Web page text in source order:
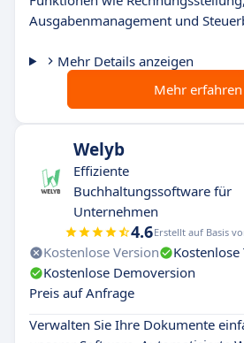
Ausgabenmanagement und
Mehr Details anzeigen
Mehr erfahren
Welyb
Effiziente
Buchhaltungssoftware für
Unternehmen
4.6Erstellt auf Basis
Kostenlose Version
Kostenlose
Kostenlose Demoversion
Preis auf Anfrage
Verwalten Sie Ihre Dokumente